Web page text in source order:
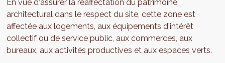
En vue d'assurer la réaffectation du patrimoine
architectural dans le respect du site, cette zone est
affectée aux logements, aux équipements d'intérêt
collectif ou de service public, aux commerces, aux
bureaux, aux activités productives et aux espaces verts.